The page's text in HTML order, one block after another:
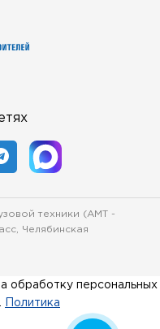
техники (AMT -
Челябинская
обработку персональных
Политика